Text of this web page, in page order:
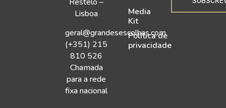
Lisboa
geral@grandesescolhas.com
(+351) 215
810 526
Chamada
para a rede
fixa nacional
Media
Kit
Política de
privacidade